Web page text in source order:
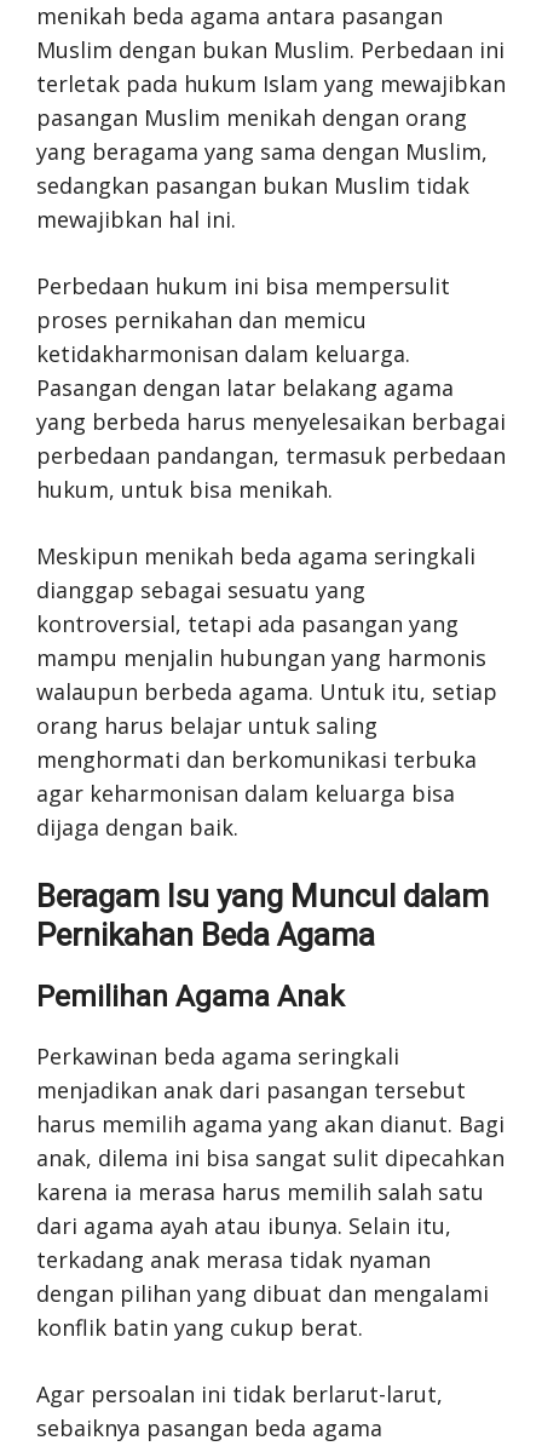
menikah beda agama antara pasangan
Muslim dengan bukan Muslim. Perbedaan ini
terletak pada hukum Islam yang mewajibkan
pasangan Muslim menikah dengan orang
yang beragama yang sama dengan Muslim,
sedangkan pasangan bukan Muslim tidak
mewajibkan hal ini.
Perbedaan hukum ini bisa mempersulit
proses pernikahan dan memicu
ketidakharmonisan dalam keluarga.
Pasangan dengan latar belakang agama
yang berbeda harus menyelesaikan berbagai
perbedaan pandangan, termasuk perbedaan
hukum, untuk bisa menikah.
Meskipun menikah beda agama seringkali
dianggap sebagai sesuatu yang
kontroversial, tetapi ada pasangan yang
mampu menjalin hubungan yang harmonis
walaupun berbeda agama. Untuk itu, setiap
orang harus belajar untuk saling
menghormati dan berkomunikasi terbuka
agar keharmonisan dalam keluarga bisa
dijaga dengan baik.
Beragam Isu yang Muncul dalam
Pernikahan Beda Agama
Pemilihan Agama Anak
Perkawinan beda agama seringkali
menjadikan anak dari pasangan tersebut
harus memilih agama yang akan dianut. Bagi
anak, dilema ini bisa sangat sulit dipecahkan
karena ia merasa harus memilih salah satu
dari agama ayah atau ibunya. Selain itu,
terkadang anak merasa tidak nyaman
dengan pilihan yang dibuat dan mengalami
konflik batin yang cukup berat.
Agar persoalan ini tidak berlarut-larut,
sebaiknya pasangan beda agama